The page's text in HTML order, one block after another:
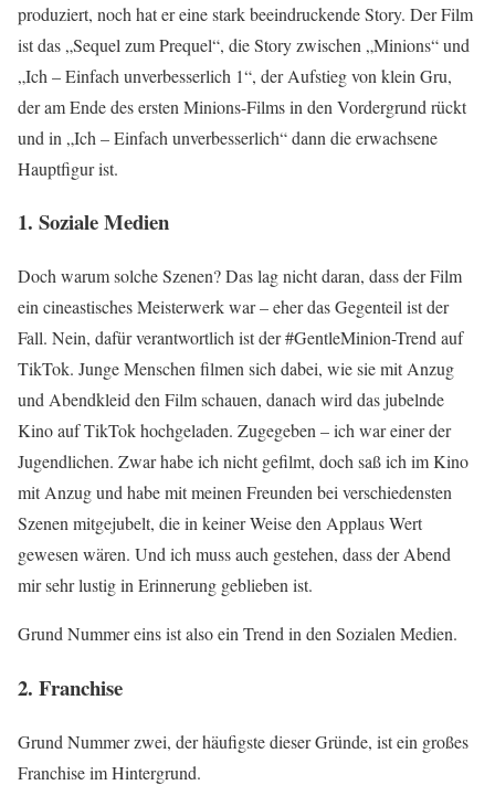
produziert, noch hat er eine stark beeindruckende Story. Der Film
ist das „Sequel zum Prequel“, die Story zwischen „Minions“ und
„Ich – Einfach unverbesserlich 1“, der Aufstieg von klein Gru,
der am Ende des ersten Minions-Films in den Vordergrund rückt
und in „Ich – Einfach unverbesserlich“ dann die erwachsene
Hauptfigur ist.
1. Soziale Medien
Doch warum solche Szenen? Das lag nicht daran, dass der Film
ein cineastisches Meisterwerk war – eher das Gegenteil ist der
Fall. Nein, dafür verantwortlich ist der #GentleMinion-Trend auf
TikTok. Junge Menschen filmen sich dabei, wie sie mit Anzug
und Abendkleid den Film schauen, danach wird das jubelnde
Kino auf TikTok hochgeladen. Zugegeben – ich war einer der
Jugendlichen. Zwar habe ich nicht gefilmt, doch saß ich im Kino
mit Anzug und habe mit meinen Freunden bei verschiedensten
Szenen mitgejubelt, die in keiner Weise den Applaus Wert
gewesen wären. Und ich muss auch gestehen, dass der Abend
mir sehr lustig in Erinnerung geblieben ist.
Grund Nummer eins ist also ein Trend in den Sozialen Medien.
2. Franchise
Grund Nummer zwei, der häufigste dieser Gründe, ist ein großes
Franchise im Hintergrund.